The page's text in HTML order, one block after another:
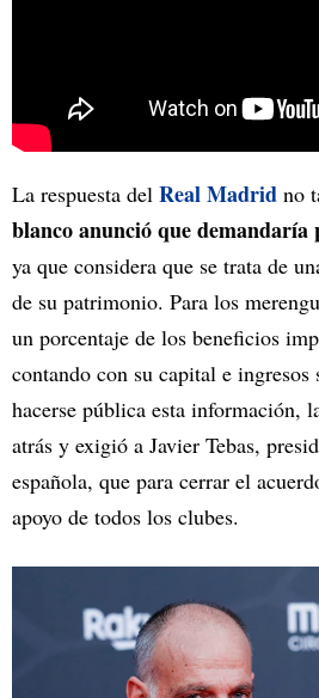
La respuesta del Real Madrid no
blanco anunció que
ya que considera que se trata de
de su patrimonio. Para los
un porcentaje de los beneficios
contando con su capital e
hacerse pública esta información,
atrás y exigió a Javier Tebas,
española, que para cerrar el
apoyo de todos los clubes.